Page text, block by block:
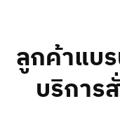
ลูกค้าแบร
บริการ